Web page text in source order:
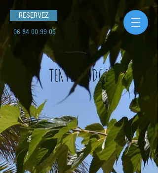
RESERVEZ
06 84 00 99 05
TENTES LODGE